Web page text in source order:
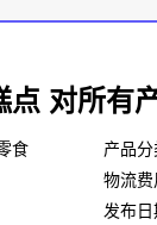
点 对所有
食
产品
物流费
发布